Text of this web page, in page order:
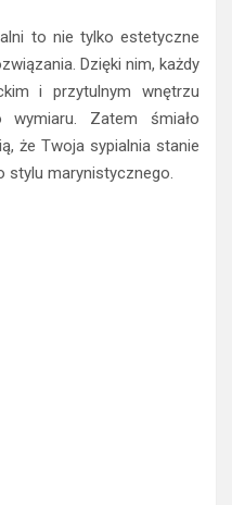
to nie tylko estetyczne
Dzięki nim, każdy
i przytulnym wnętrzu
wymiaru. Zatem śmiało
że Twoja sypialnia stanie
stylu marynistycznego.